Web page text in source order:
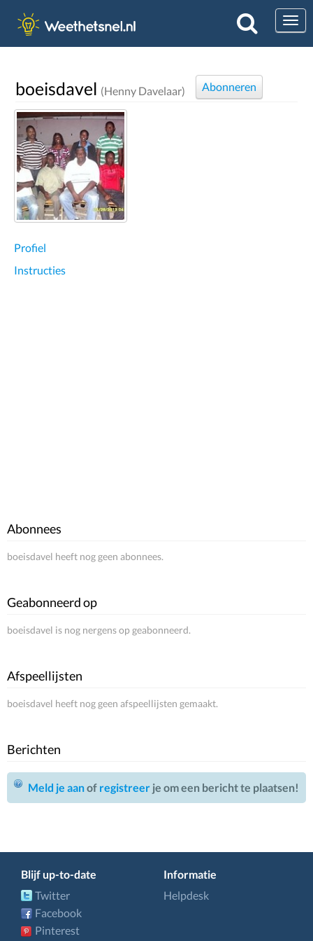
boeisdavel (Henny Davelaar) Abonneren
Profiel
Instructies
Abonnees
boeisdavel heeft nog geen abonnees.
Geabonneerd op
boeisdavel is nog nergens op geabonneerd.
Afspeellijsten
boeisdavel heeft nog geen afspeellijsten gemaakt.
Berichten
Meld je aanof registreer je om een bericht te plaatsen!
Blijf up-to-date
Twitter
Facebook
Pinterest
Informatie
Helpdesk